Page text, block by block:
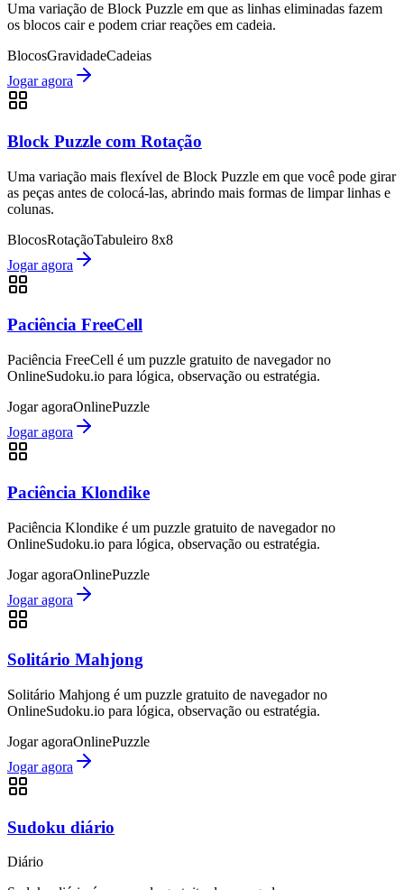
Uma variação de Block Puzzle em que as linhas eliminadas fazem
os blocos cair e podem criar reações em cadeia.
BlocosGravidadeCadeias
Jogar agora
Block Puzzle com Rotação
Uma variação mais flexível de Block Puzzle em que você pode girar
as peças antes de colocá-las, abrindo mais formas de limpar linhas e
colunas.
BlocosRotaçãoTabuleiro 8x8
Jogar agora
Paciência FreeCell
Paciência FreeCell é um puzzle gratuito de navegador no
OnlineSudoku.io para lógica, observação ou estratégia.
Jogar agoraOnlinePuzzle
Jogar agora
Paciência Klondike
Paciência Klondike é um puzzle gratuito de navegador no
OnlineSudoku.io para lógica, observação ou estratégia.
Jogar agoraOnlinePuzzle
Jogar agora
Solitário Mahjong
Solitário Mahjong é um puzzle gratuito de navegador no
OnlineSudoku.io para lógica, observação ou estratégia.
Jogar agoraOnlinePuzzle
Jogar agora
Sudoku diário
Diário